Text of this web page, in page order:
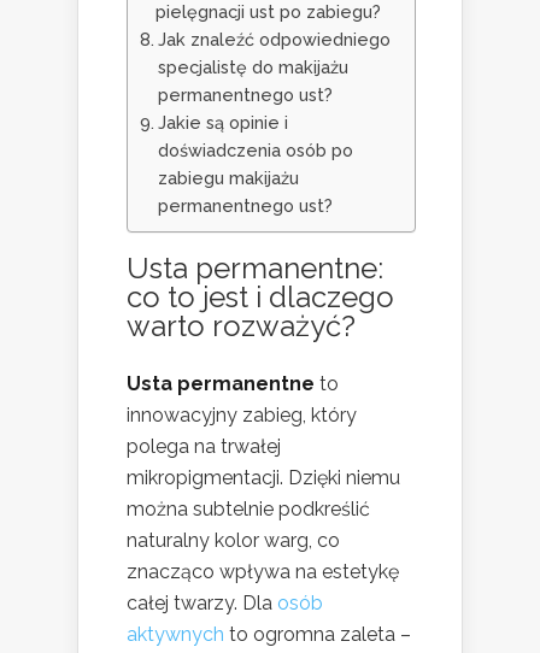
pielęgnacji ust po zabiegu?
Jak znaleźć odpowiedniego
specjalistę do makijażu
permanentnego ust?
Jakie są opinie i
doświadczenia osób po
zabiegu makijażu
permanentnego ust?
Usta permanentne:
co to jest i dlaczego
warto rozważyć?
Usta permanentne to
innowacyjny zabieg, który
polega na trwałej
mikropigmentacji. Dzięki niemu
można subtelnie podkreślić
naturalny kolor warg, co
znacząco wpływa na estetykę
całej twarzy. Dla osób
aktywnych to ogromna zaleta –